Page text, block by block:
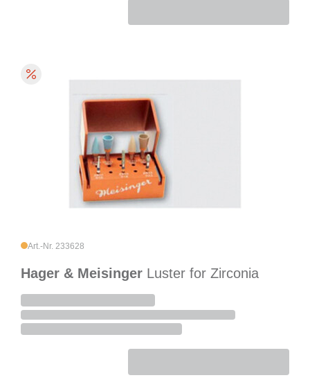
Art.-Nr. 233628
Hager & Meisinger Luster for Zirconia